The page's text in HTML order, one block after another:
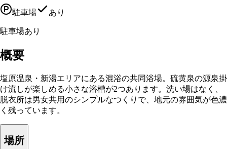
駐車場 あり
駐車場あり
概要
塩原温泉・新湯エリアにある混浴の共同浴場。硫黄泉の源泉掛
け流しが楽しめる小さな浴槽が2つあります。洗い場はなく、
脱衣所は男女共用のシンプルなつくりで、地元の雰囲気が色濃
く残っています。
場所